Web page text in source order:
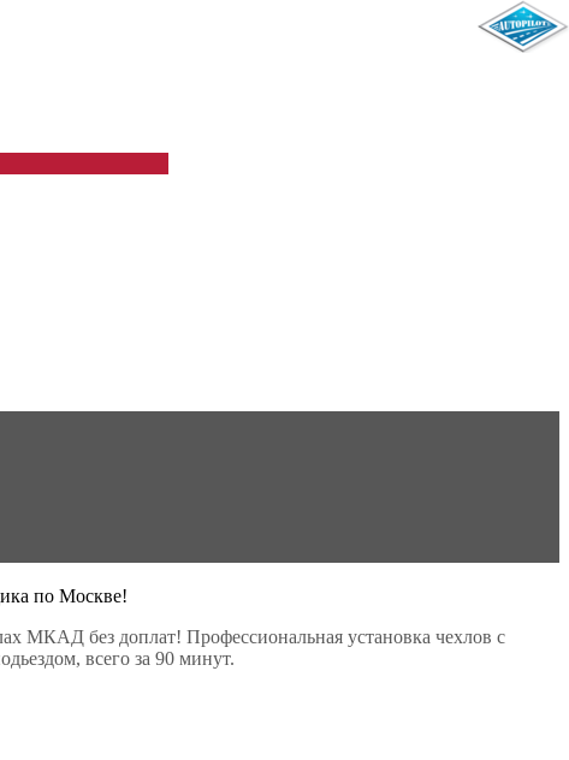
по Москве!
МКАД без доплат! Профессиональная установка чехлов с
всего за 90 минут.